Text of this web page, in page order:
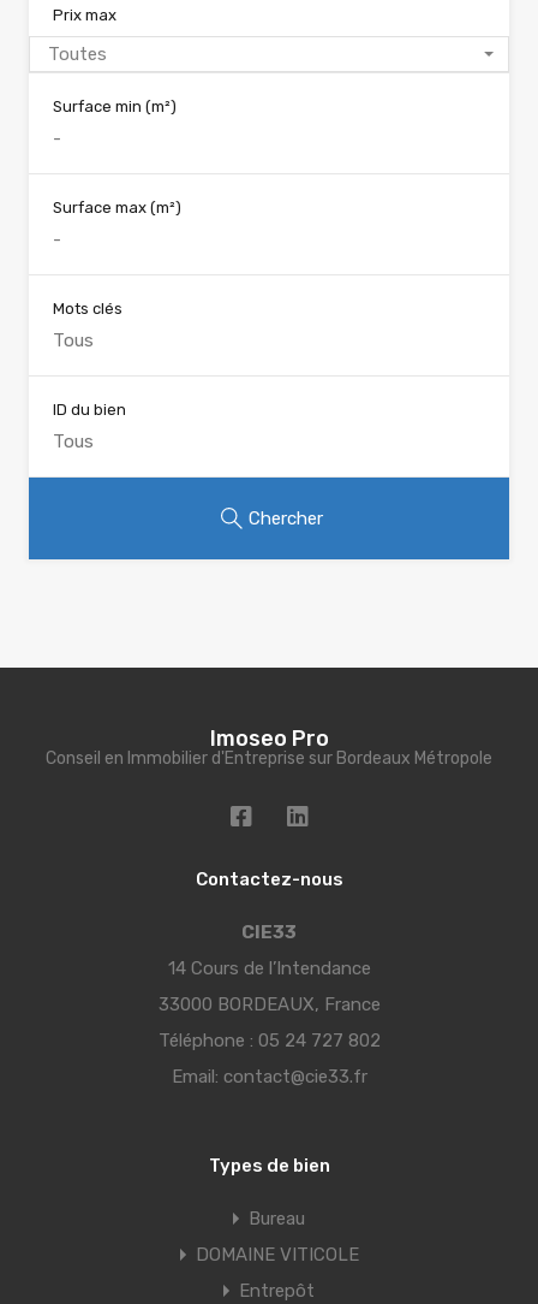
Prix max
Toutes
Surface min (m²)
Surface max (m²)
Mots clés
ID du bien
Chercher
Imoseo Pro
Conseil en Immobilier d'Entreprise sur Bordeaux Métropole
Contactez-nous
CIE33
14 Cours de l’Intendance
33000 BORDEAUX, France
Téléphone : 05 24 727 802
Email: contact@cie33.fr
Types de bien
Bureau
DOMAINE VITICOLE
Entrepôt